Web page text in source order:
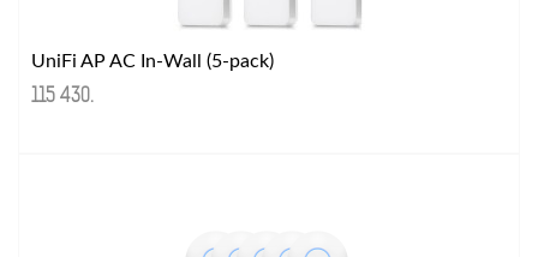
UniFi AP AC In-Wall (5-pack)
115 430.